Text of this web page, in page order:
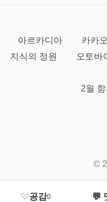
공감0 💬
아르카디아 카카
지식의 정원
오토바
2월
©